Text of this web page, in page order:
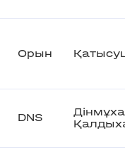
Орын
DNS